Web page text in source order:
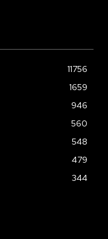
11756
1659
946
560
548
479
344